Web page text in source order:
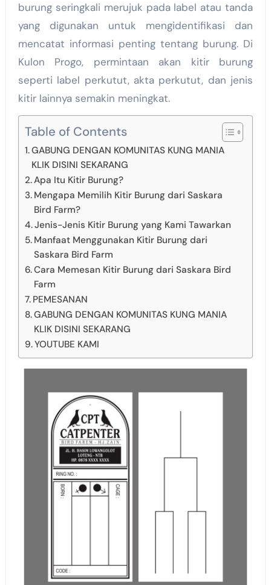
burung seringkali merujuk pada label atau tanda
yang digunakan untuk mengidentifikasi dan
mencatat informasi penting tentang burung. Di
Kulon Progo, permintaan akan kitir burung
seperti label perkutut, akta perkutut, dan jenis
kitir lainnya semakin meningkat.
Table of Contents
GABUNG DENGAN KOMUNITAS KUNG MANIA
KLIK DISINI SEKARANG
Apa Itu Kitir Burung?
Mengapa Memilih Kitir Burung dari Saskara
Bird Farm?
Jenis-Jenis Kitir Burung yang Kami Tawarkan
Manfaat Menggunakan Kitir Burung dari
Saskara Bird Farm
Cara Memesan Kitir Burung dari Saskara Bird
Farm
PEMESANAN
GABUNG DENGAN KOMUNITAS KUNG MANIA
KLIK DISINI SEKARANG
YOUTUBE KAMI